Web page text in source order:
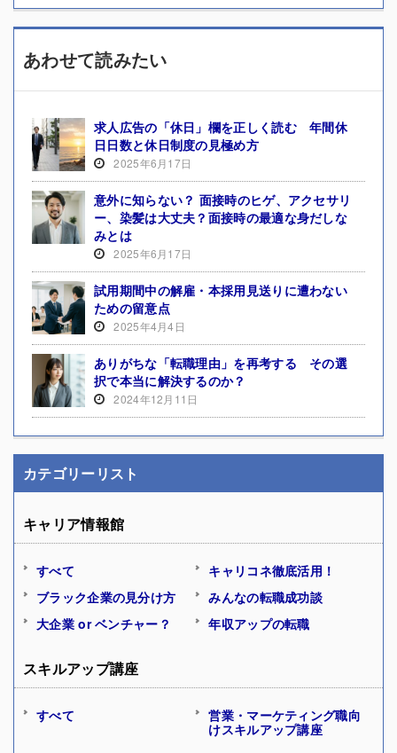
あわせて読みたい
求人広告の「休日」欄を正しく読む 年間休
日日数と休日制度の見極め方
2025年6月17日
意外に知らない？ 面接時のヒゲ、アクセサリ
ー、染髪は大丈夫？面接時の最適な身だしな
みとは
2025年6月17日
試用期間中の解雇・本採用見送りに遭わない
ための留意点
2025年4月4日
ありがちな「転職理由」を再考する その選
択で本当に解決するのか？
2024年12月11日
カテゴリーリスト
キャリア情報館
すべて
キャリコネ徹底活用！
ブラック企業の見分け方
みんなの転職成功談
大企業 or ベンチャー？
年収アップの転職
スキルアップ講座
すべて
営業・マーケティング職向
けスキルアップ講座